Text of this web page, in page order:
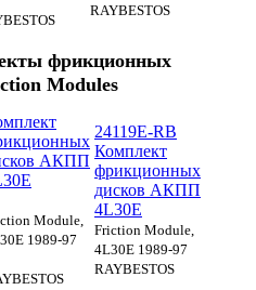
RAYBESTOS
фрикционных
Modules
АКПП
Module,
1989-97
24119E-RB
Комплект
фрикционных
дисков АКПП
4L30E
Friction Module,
4L30E 1989-97
RAYBESTOS